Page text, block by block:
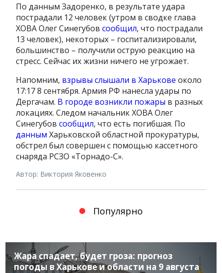
По данным Задоренко, в результате удара
пострадали 12 человек (утром в сводке глава
ХОВА Олег Синегубовсообщил, что пострадали
13 человек), некоторых – госпитализировали,
большинство – получили острую реакцию на
стресс. Сейчас их жизни ничего не угрожает.
Напомним, взрывы слышали в Харькове около
17:17 8 сентября. Армия РФ нанесла удары по
Дергачам. В городе возникли пожары в разных
локациях. Следом начальник ХОВА Олег
Синегубов сообщил, что есть погибшая. По
данным Харьковской областной прокуратуры,
обстрел был совершен с помощью кассетного
снаряда РСЗО «Торнадо-С».
Автор: Виктория Яковенко
Популярно
Жара спадает, будет гроза: прогноз
погоды в Харькове и области на 9 августа